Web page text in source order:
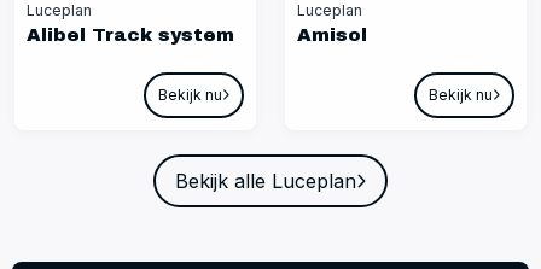
Luceplan
Alibel Track system
Bekijk nu
Luceplan
Amisol
Bekijk nu
Bekijk alle Luceplan